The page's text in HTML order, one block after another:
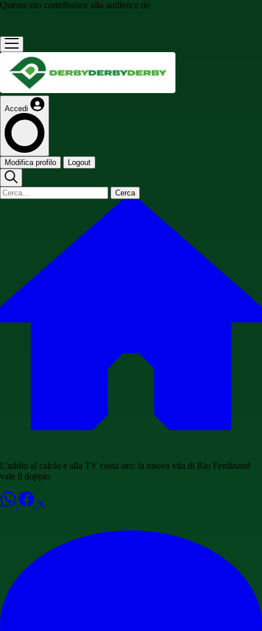
Questo sito contribuisce alla audience de
Accedi
Modifica profilo Logout
Cerca
L'addio al calcio e alla TV costa oro: la nuova vita di Rio Ferdinand
vale il doppio